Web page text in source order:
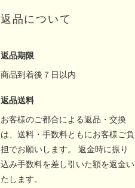
返品について
返品期限
商品到着後７日以内
返品送料
お客様のご都合による返品・交換
は、送料・手数料ともにお客様ご負
担でお願いします。 返金時に振り
込み手数料を差し引いた額を返金い
たします。